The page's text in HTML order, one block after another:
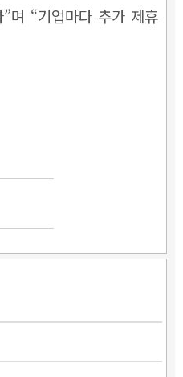
며 “기업마다 추가 제휴